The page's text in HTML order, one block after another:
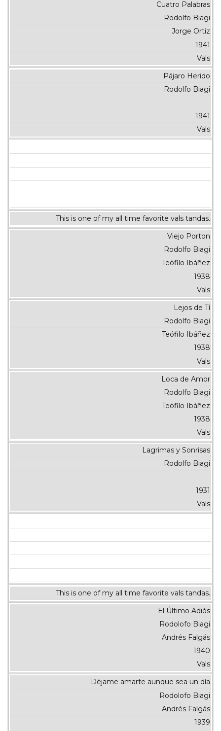
Cuatro Palabras
Rodolfo Biagi
Jorge Ortiz
1941
Vals
Pájaro Herido
Rodolfo Biagi
1941
Vals
This is one of my all time favorite vals tandas.
Viejo Porton
Rodolfo Biagi
Teófilo Ibáñez
1938
Vals
Lejos de Tí
Rodolfo Biagi
Teófilo Ibáñez
1938
Vals
Loca de Amor
Rodolfo Biagi
Teófilo Ibáñez
1938
Vals
Lagrimas y Sonrisas
Rodolfo Biagi
1931
Vals
This is one of my all time favorite vals tandas.
El Último Adiós
Rodolofo Biagi
Andrés Falgás
1940
Vals
Déjame amarte aunque sea un día
Rodolofo Biagi
Andrés Falgás
1939